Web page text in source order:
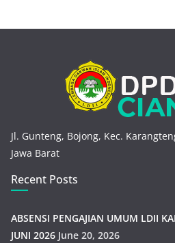
Jl. Gunteng, Bojong, Kec.
Jawa Barat
Recent Posts
ABSENSI PENGAJIAN UMUM LDII
JUNI 2026 June 20, 2026